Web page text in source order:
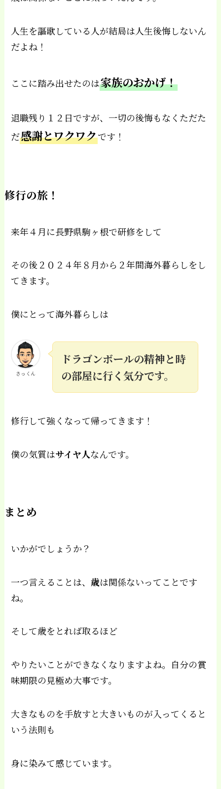
人生を謳歌している人が結局は人生後悔しないん
だよね！
ここに踏み出せたのは家族のおかげ！
退職残り１２日ですが、一切の後悔もなくただた
だ感謝とワクワクです！
修行の旅！
来年４月に長野県駒ヶ根で研修をして
その後２０２４年８月から２年間海外暮らしをし
てきます。
僕にとって海外暮らしは
さっくん
ドラゴンボールの精神と時
の部屋に行く気分です。
修行して強くなって帰ってきます！
僕の気質はサイヤ人なんです。
まとめ
いかがでしょうか？
一つ言えることは、歳は関係ないってことです
ね。
そして歳をとれば取るほど
やりたいことができなくなりますよね。自分の賞
味期限の見極め大事です。
大きなものを手放すと大きいものが入ってくると
いう法則も
身に染みて感じています。